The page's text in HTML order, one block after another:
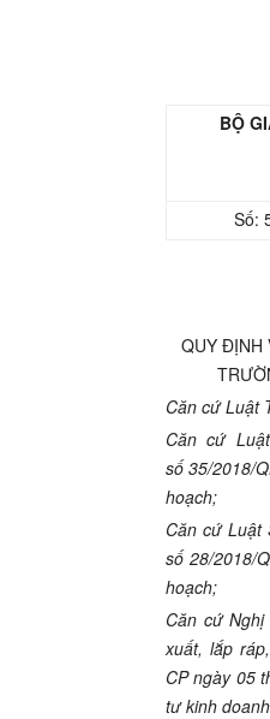
BỘ
Số:
QUY ĐỊNH
Căn cứ Luật
Căn cứ
số 35/2018/
hoạch;
Căn cứ Luật
số 28/2018/
hoạch;
Căn cứ
xuất, lắp
CP ngày 05
tư kinh